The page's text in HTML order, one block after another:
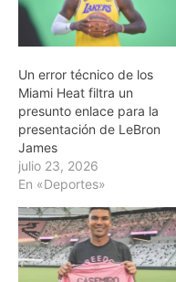
Un error técnico de los
Miami Heat filtra un
presunto enlace para la
presentación de LeBron
James
julio 23, 2026
En «Deportes»